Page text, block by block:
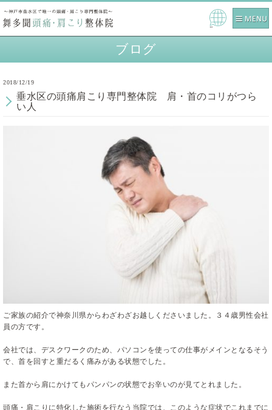
Powe
ブログ
2018/12/19
垂水区の頭痛肩こり専門整体院 肩・首のコリがつら
い人
ご家族の紹介で神奈川県からわざわざお越しくださいました。３４歳男性会社
員の方です。
会社では、デスクワークのため、パソコンを使っての仕事がメインとなるそう
で、首を回すと重だるく痛みがある状態でした。
また首から肩にかけてもパンパンの状態でお辛いのが見てとれました。
頭痛・肩こりに特化した施術を行なう当院では、このような症状でこれまでに